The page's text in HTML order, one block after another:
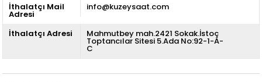
İthalatçı Mail
Adresi
info@kuzeysaat.com
İthalatçı Adresi Mahmutbey mah.2421 Sokak.İstoç
Toptancılar Sitesi 5.Ada No:92-1-A-
C